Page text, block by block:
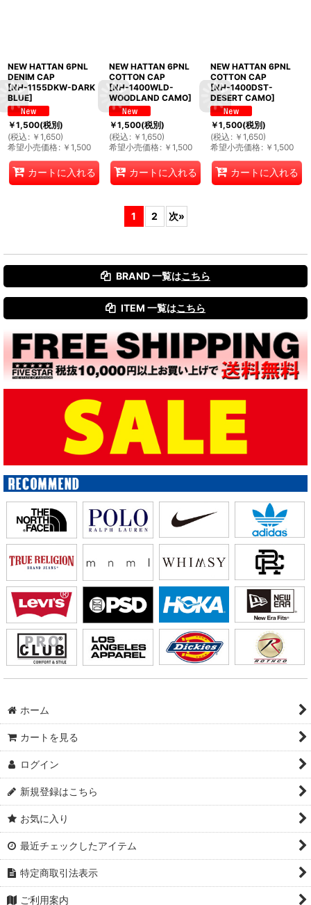
NEW HATTAN 6PNL
DENIM CAP
[NH-1155DKW-DARK
BLUE]
￥1,500(税別)
(税込 : ￥ 1,650)
希望小売価格: ￥ 1,500
カートに入れる
NEW HATTAN 6PNL
COTTON CAP
[NH-1400WLD-
WOODLAND CAMO]
￥1,500(税別)
(税込 : ￥ 1,650)
希望小売価格: ￥ 1,500
カートに入れる
NEW HATTAN 6PNL
COTTON CAP
[NH-1400DST-
DESERT CAMO]
￥1,500(税別)
(税込 : ￥ 1,650)
希望小売価格: ￥ 1,500
カートに入れる
1 2 次»
BRAND 一覧はこちら
ITEM 一覧はこちら
ホーム
カートを見る
ログイン
新規登録はこちら
お気に入り
最近チェックしたアイテム
特定商取引法表示
ご利用案内